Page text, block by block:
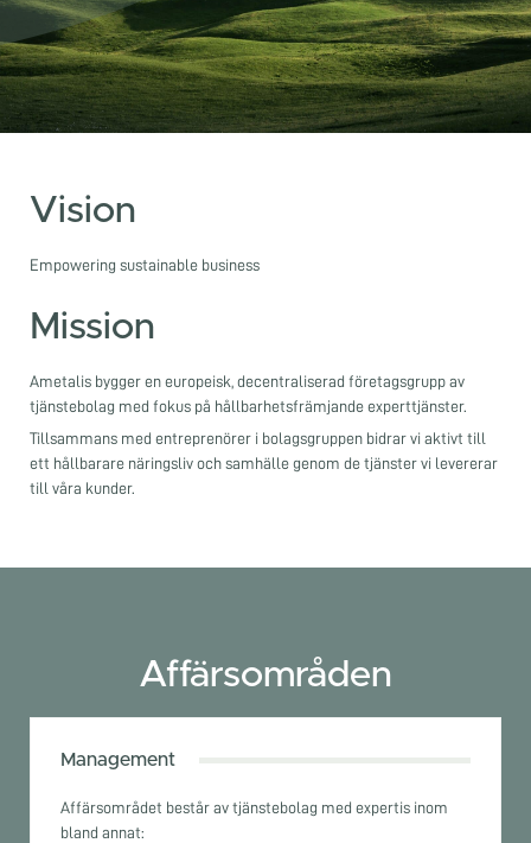
Vision
Empowering sustainable business
Mission
Ametalis bygger en europeisk, decentraliserad företagsgrupp av
tjänstebolag med fokus på hållbarhetsfrämjande experttjänster.
Tillsammans med entreprenörer i bolagsgruppen bidrar vi aktivt till
ett hållbarare näringsliv och samhälle genom de tjänster vi levererar
till våra kunder.
Affärsområden
Management
Affärsområdet består av tjänstebolag med expertis inom
bland annat: